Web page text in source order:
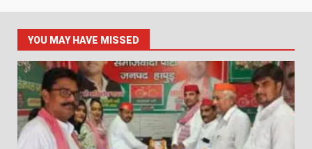
YOU MAY HAVE MISSED